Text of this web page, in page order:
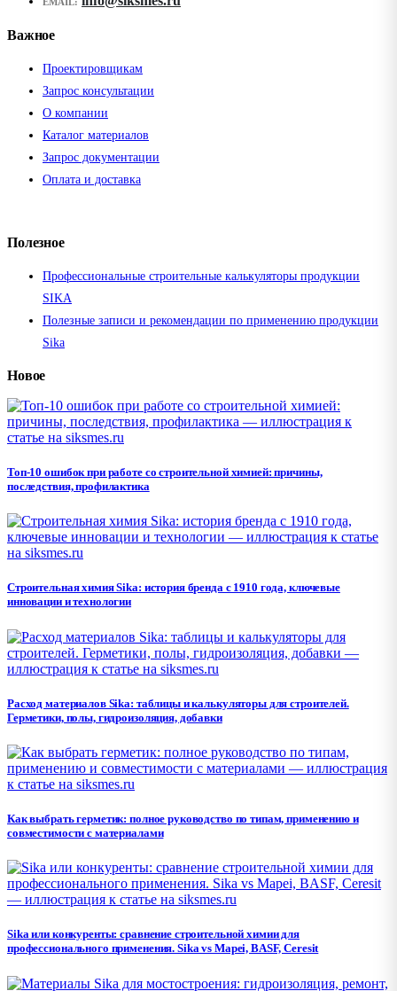
Важное
Проектировщикам
Запрос консультации
О компании
Каталог материалов
Запрос документации
Оплата и доставка
Полезное
Профессиональные строительные калькуляторы продукции
SIKA
Полезные записи и рекомендации по применению продукции
Sika
Новое
Топ-10 ошибок при работе со строительной химией: причины,
последствия, профилактика
Строительная химия Sika: история бренда с 1910 года, ключевые
инновации и технологии
Расход материалов Sika: таблицы и калькуляторы для строителей.
Герметики, полы, гидроизоляция, добавки
Как выбрать герметик: полное руководство по типам, применению и
совместимости с материалами
Sika или конкуренты: сравнение строительной химии для
профессионального применения. Sika vs Mapei, BASF, Ceresit